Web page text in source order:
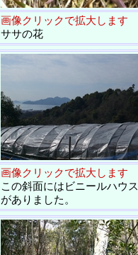
画像クリックで拡大します
ササの花
画像クリックで拡大します
この斜面にはビニールハウス
がありました。